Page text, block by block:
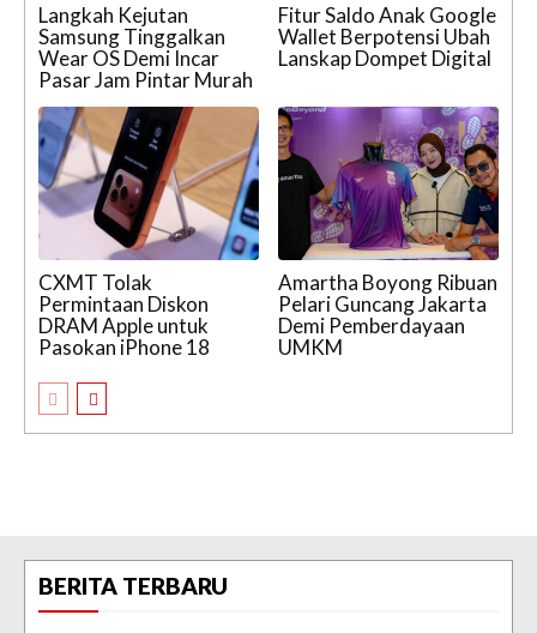
Langkah Kejutan
Samsung Tinggalkan
Wear OS Demi Incar
Pasar Jam Pintar Murah
Fitur Saldo Anak Google
Wallet Berpotensi Ubah
Lanskap Dompet Digital
CXMT Tolak
Permintaan Diskon
DRAM Apple untuk
Pasokan iPhone 18
Amartha Boyong Ribuan
Pelari Guncang Jakarta
Demi Pemberdayaan
UMKM
BERITA TERBARU